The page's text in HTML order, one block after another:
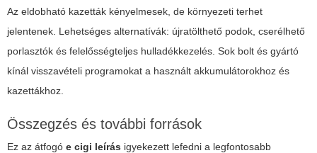
Az eldobható kazetták kényelmesek, de környezeti terhet
jelentenek. Lehetséges alternatívák: újratölthető podok, cserélhető
porlasztók és felelősségteljes hulladékkezelés. Sok bolt és gyártó
kínál visszavételi programokat a használt akkumulátorokhoz és
kazettákhoz.
Összegzés és további források
Ez az átfogó e cigi leírás igyekezett lefedni a legfontosabb